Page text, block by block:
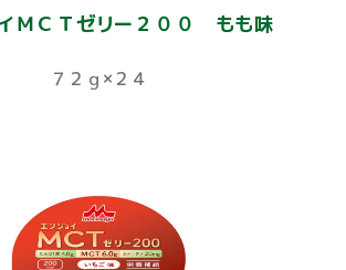
ＭＣＴゼリー２００ もも味
７２ｇ×２４